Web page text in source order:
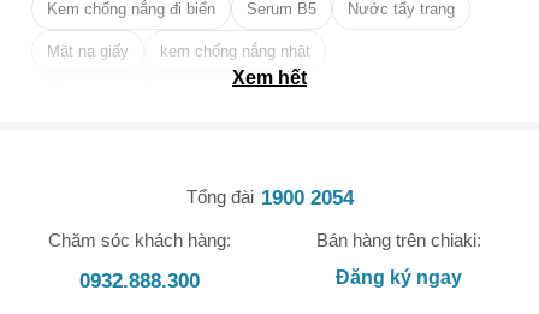
Kem chống nắng đi biển Serum B5 Nước tẩy trang
Mặt nạ giấy kem chống nắng nhật
Tẩy tế bào chết da mặt tốt nhất
Xem hết
Tổng đài 1900 2054
Chăm sóc khách hàng:
0932.888.300
Bán hàng trên chiaki:
Đăng ký ngay
🎁 Đừng Bỏ Lỡ! 🎁
Mã Giảm Giá Dành Riêng Cho Bạn